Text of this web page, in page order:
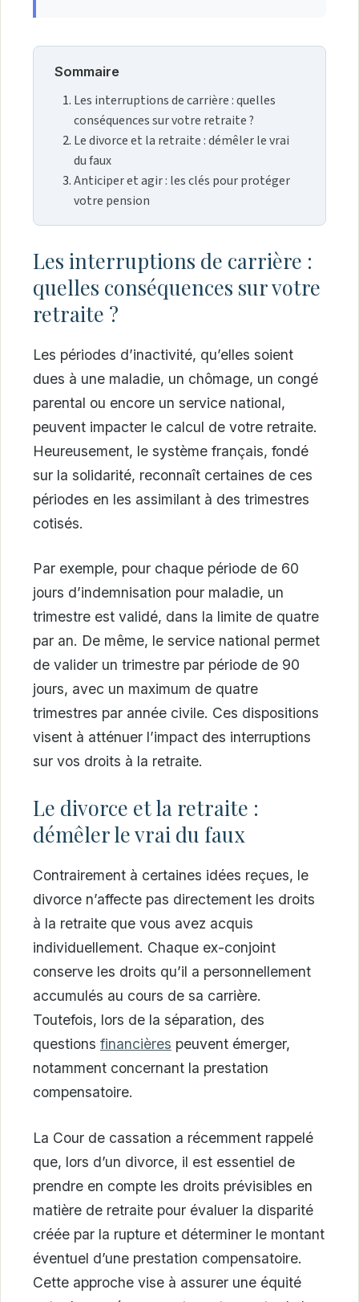
Sommaire
Les interruptions de carrière : quelles
conséquences sur votre retraite ?
Le divorce et la retraite : démêler le vrai
du faux
Anticiper et agir : les clés pour protéger
votre pension
Les interruptions de carrière :
quelles conséquences sur votre
retraite ?
Les périodes d’inactivité, qu’elles soient
dues à une maladie, un chômage, un congé
parental ou encore un service national,
peuvent impacter le calcul de votre retraite.
Heureusement, le système français, fondé
sur la solidarité, reconnaît certaines de ces
périodes en les assimilant à des trimestres
cotisés.
Par exemple, pour chaque période de 60
jours d’indemnisation pour maladie, un
trimestre est validé, dans la limite de quatre
par an. De même, le service national permet
de valider un trimestre par période de 90
jours, avec un maximum de quatre
trimestres par année civile. Ces dispositions
visent à atténuer l’impact des interruptions
sur vos droits à la retraite.
Le divorce et la retraite :
démêler le vrai du faux
Contrairement à certaines idées reçues, le
divorce n’affecte pas directement les droits
à la retraite que vous avez acquis
individuellement. Chaque ex-conjoint
conserve les droits qu’il a personnellement
accumulés au cours de sa carrière.
Toutefois, lors de la séparation, des
questions financières peuvent émerger,
notamment concernant la prestation
compensatoire.
La Cour de cassation a récemment rappelé
que, lors d’un divorce, il est essentiel de
prendre en compte les droits prévisibles en
matière de retraite pour évaluer la disparité
créée par la rupture et déterminer le montant
éventuel d’une prestation compensatoire.
Cette approche vise à assurer une équité